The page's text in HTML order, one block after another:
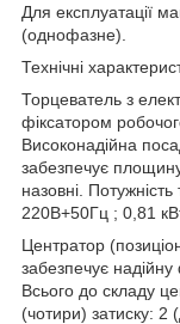
Для експлуатації
(однофазне).
Технічні
Торцеватель з
фіксатором
Високонадійна
забезпечує
назовні.
220В+50Гц ; 0,81
Центратор
забезпечує надійну
Всього до складу
(чотири) затиску: 2